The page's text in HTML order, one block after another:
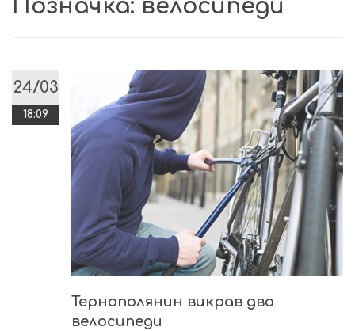
Позначка: велосипеди
24/03
18:09
Тернополянин викрав два
велосипеди